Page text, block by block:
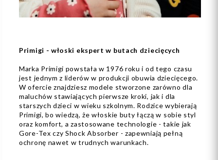
Primigi - włoski ekspert w butach dziecięcych
Marka Primigi powstała w 1976 roku i od tego czasu
jest jednym z liderów w produkcji obuwia dziecięcego.
W ofercie znajdziesz modele stworzone zarówno dla
maluchów stawiających pierwsze kroki, jak i dla
starszych dzieci w wieku szkolnym. Rodzice wybierają
Primigi, bo wiedzą, że włoskie buty łączą w sobie styl
oraz komfort, a zastosowane technologie - takie jak
Gore-Tex czy Shock Absorber - zapewniają pełną
ochronę nawet w trudnych warunkach.